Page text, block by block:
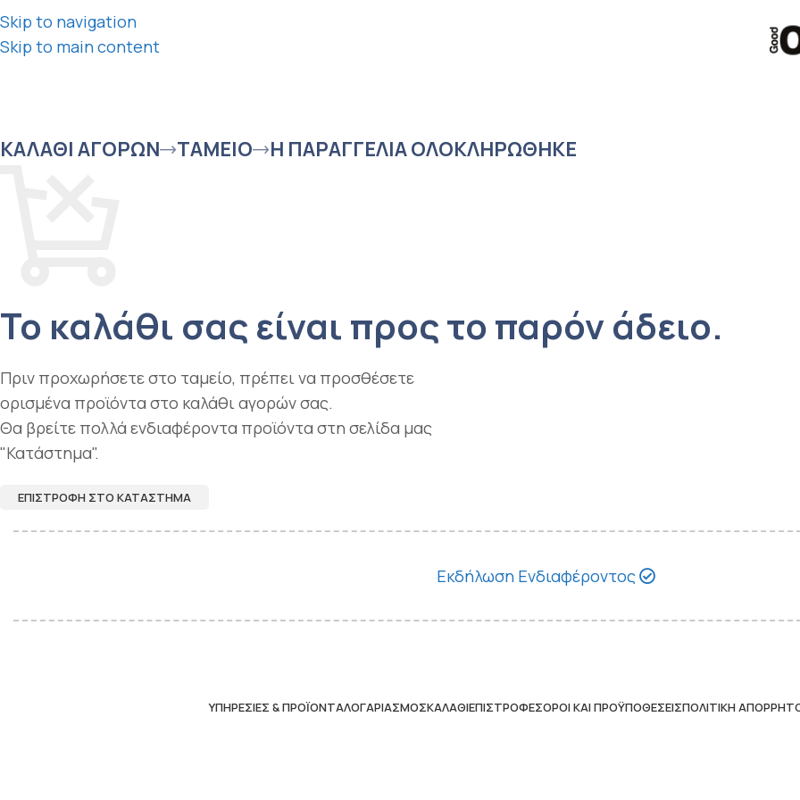
Skip to navigation
Skip to main content
ΚΑΛΆΘΙ ΑΓΟΡΏΝ ΤΑΜΕΊΟ Η ΠΑΡΑΓΓΕΛΊΑ ΟΛΟΚΛΗΡΏΘΗΚΕ
Το καλάθι σας είναι προς το παρόν άδειο.
Πριν προχωρήσετε στο ταμείο, πρέπει να προσθέσετε
ορισμένα προϊόντα στο καλάθι αγορών σας.
Θα βρείτε πολλά ενδιαφέροντα προϊόντα στη σελίδα μας
"Κατάστημα".
ΕΠΙΣΤΡΟΦΉ ΣΤΟ ΚΑΤΆΣΤΗΜΑ
Εκδήλωση Ενδιαφέροντος
ΥΠΗΡΕΣΊΕΣ & ΠΡΟΪΌΝΤΑΛΟΓΑΡΙΑΣΜΌΣΚΑΛΆΘΙΕΠΙΣΤΡΟΦΈΣΌΡΟΙ ΚΑΙ ΠΡΟΫΠΟΘΈΣΕΙΣΠΟΛΙΤΙΚΉ